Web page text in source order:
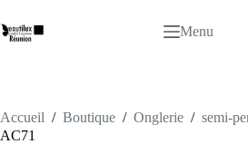
au
contenu
Menu
Accueil / Boutique / Onglerie / semi-
AC71